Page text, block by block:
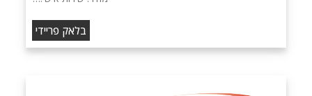
בלאק פריידי